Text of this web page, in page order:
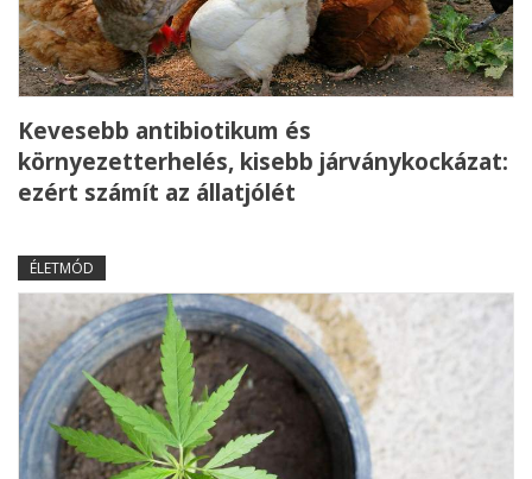
Kevesebb antibiotikum és
környezetterhelés, kisebb járványkockázat:
ezért számít az állatjólét
ÉLETMÓD